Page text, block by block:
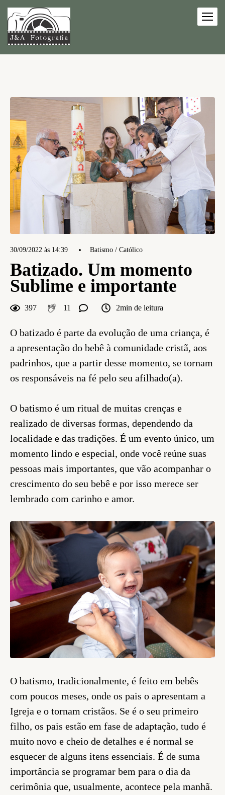
30/09/2022 às 14:39 Batismo / Católico
Batizado. Um momento
Sublime e importante
397 11 2min de leitura
O batizado é parte da evolução de uma criança, é
a apresentação do bebê à comunidade cristã, aos
padrinhos, que a partir desse momento, se tornam
os responsáveis na fé pelo seu afilhado(a).
O batismo é um ritual de muitas crenças e
realizado de diversas formas, dependendo da
localidade e das tradições. É um evento único, um
momento lindo e especial, onde você reúne suas
pessoas mais importantes, que vão acompanhar o
crescimento do seu bebê e por isso merece ser
lembrado com carinho e amor.
O batismo, tradicionalmente, é feito em bebês
com poucos meses, onde os pais o apresentam a
Igreja e o tornam cristãos. Se é o seu primeiro
filho, os pais estão em fase de adaptação, tudo é
muito novo e cheio de detalhes e é normal se
esquecer de alguns itens essenciais. É de suma
importância se programar bem para o dia da
cerimônia que, usualmente, acontece pela manhã.